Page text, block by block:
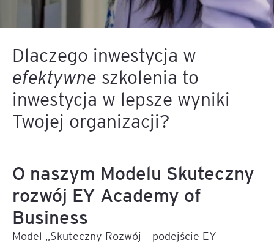
Dlaczego inwestycja w
efektywne szkolenia to
inwestycja w lepsze wyniki
Twojej organizacji?
O naszym Modelu Skuteczny
rozwój EY Academy of
Business
Model „Skuteczny Rozwój – podejście EY